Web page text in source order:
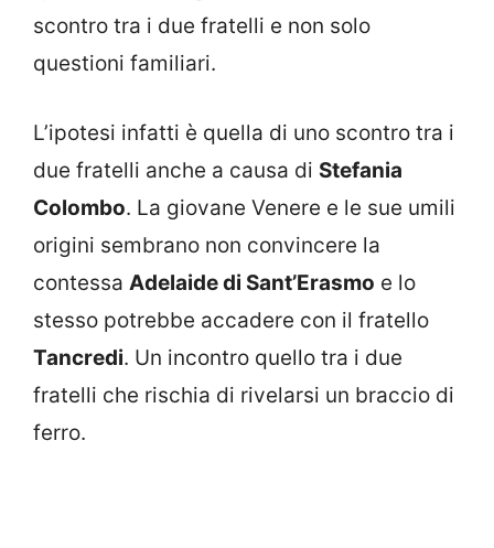
scontro tra i due fratelli e non solo
questioni familiari.
L’ipotesi infatti è quella di uno scontro tra i
due fratelli anche a causa di Stefania
Colombo. La giovane Venere e le sue umili
origini sembrano non convincere la
contessa Adelaide di Sant’Erasmo e lo
stesso potrebbe accadere con il fratello
Tancredi. Un incontro quello tra i due
fratelli che rischia di rivelarsi un braccio di
ferro.